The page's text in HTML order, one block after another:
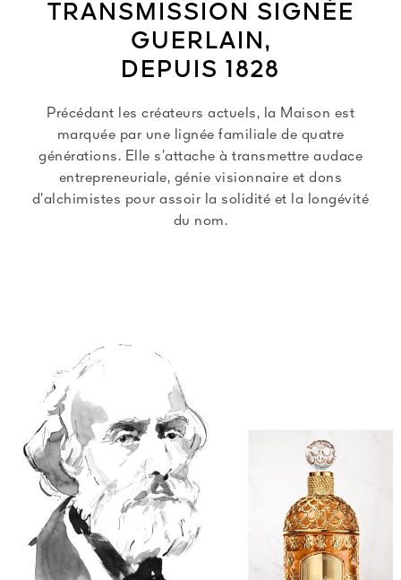
TRANSMISSION SIGNÉE
GUERLAIN,
DEPUIS 1828
Précédant les créateurs actuels, la Maison est
marquée par une lignée familiale de quatre
générations. Elle s’attache à transmettre audace
entrepreneuriale, génie visionnaire et dons
d’alchimistes pour assoir la solidité et la longévité
du nom.